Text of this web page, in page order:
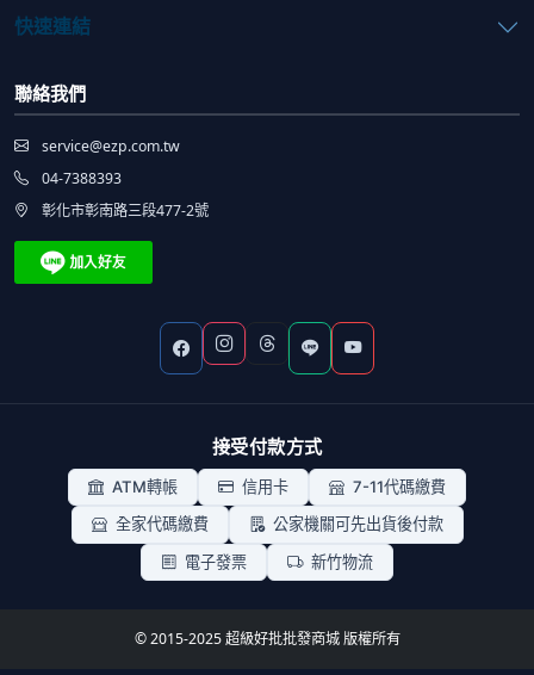
快速連結
聯絡我們
service@ezp.com.tw
04-7388393
彰化市彰南路三段477-2號
接受付款方式
ATM轉帳 信用卡
7-11代碼繳費
全家代碼繳費
公家機關可先出貨後付款
電子發票
新竹物流
© 2015-2025 超級好批批發商城 版權所有